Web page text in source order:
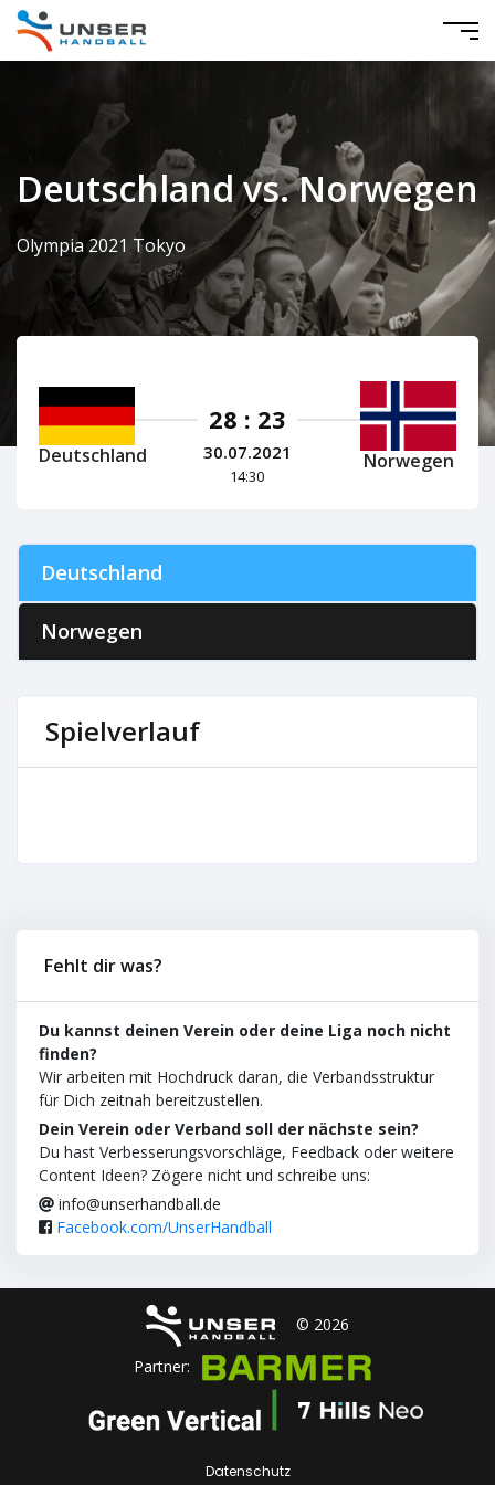
Deutschland vs. Norwegen
Olympia 2021 Tokyo
Deutschland
28 : 23
30.07.2021
14:30
Norwegen
Deutschland
Norwegen
Spielverlauf
Fehlt dir was?
Du kannst deinen Verein oder deine Liga noch nicht
finden?
Wir arbeiten mit Hochdruck daran, die Verbandsstruktur
für Dich zeitnah bereitzustellen.
Dein Verein oder Verband soll der nächste sein?
Du hast Verbesserungsvorschläge, Feedback oder weitere
Content Ideen? Zögere nicht und schreibe uns:
info@unserhandball.de
Facebook.com/UnserHandball
© 2026
Partner:
Datenschutz